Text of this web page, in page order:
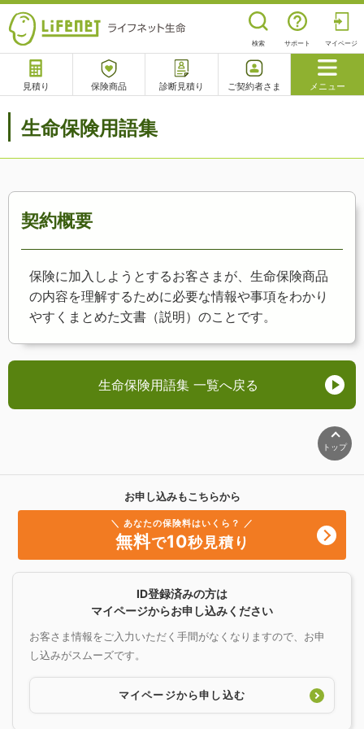
検索 サポート マイページ
見積り 保険商品 診断見積り ご契約者さま メニュー
サポート
生命保険用語集
契約概要
保険に加入しようとするお客さまが、生命保険商品
の内容を理解するために必要な情報や事項をわかり
やすくまとめた文書（説明）のことです。
生命保険用語集 一覧へ戻る
トップ
お申し込みもこちらから
＼ あなたの保険料はいくら？ ／
無料で10秒見積り
ID登録済みの方は
マイページからお申し込みください
お客さま情報をご入力いただく手間がなくなりますので、お申
し込みがスムーズです。
マイページから申し込む